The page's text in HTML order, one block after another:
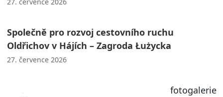
Společně pro rozvoj cestovního ruchu
Oldřichov v Hájích – Zagroda Łużycka
27. července 2026
fotogalerie